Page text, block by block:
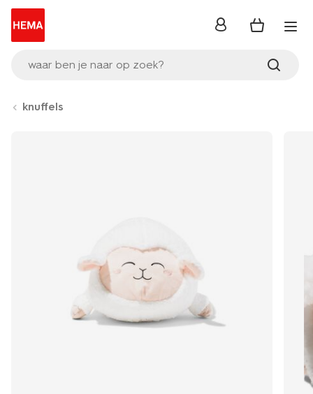
waar ben je naar op zoek?
inloggen
knuffels